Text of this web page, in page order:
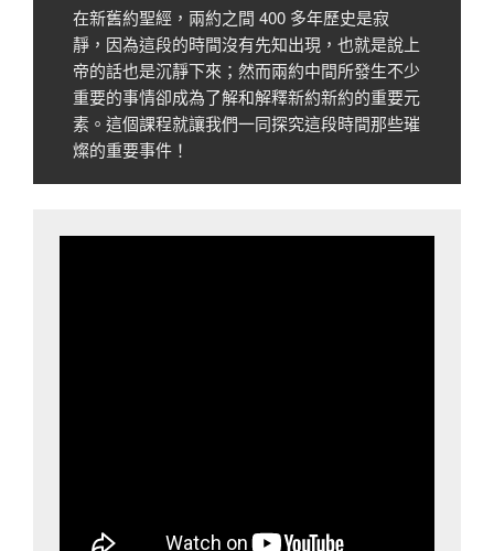
在新舊約聖經，兩約之間 400 多年歷史是寂
靜，因為這段的時間沒有先知出現，也就是說上
帝的話也是沉靜下來；然而兩約中間所發生不少
重要的事情卻成為了解和解釋新約新約的重要元
素。這個課程就讓我們一同探究這段時間那些璀
燦的重要事件！